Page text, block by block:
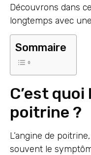
Découvrons dans
longtemps avec
Sommaire
C’est quoi
poitrine ?
L’angine de
souvent le